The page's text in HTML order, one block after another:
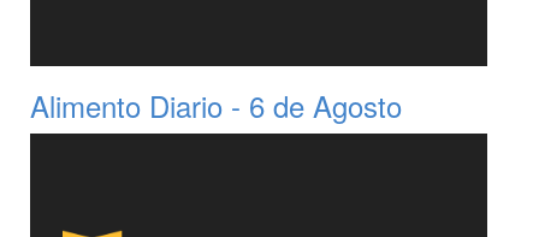
Alimento Diario - 6 de Agosto